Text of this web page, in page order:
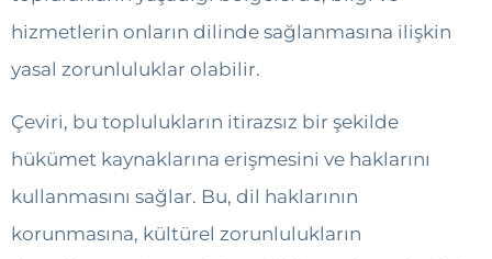
hizmetlerin onların dilinde sağlanmasına ilişkin
yasal zorunluluklar olabilir.
Çeviri, bu toplulukların itirazsız bir şekilde
hükümet kaynaklarına erişmesini ve haklarını
kullanmasını sağlar. Bu, dil haklarının
korunmasına, kültürel zorunlulukların